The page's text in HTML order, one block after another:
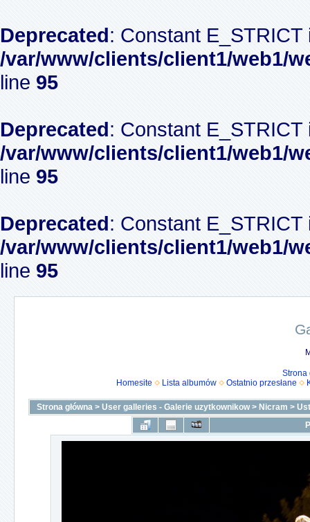
Deprecated: Constant
/var/www/clients/client1/web1/
line 95
Deprecated: Constant
/var/www/clients/client1/web1/
line 95
Deprecated: Constant
/var/www/clients/client1/web1/
line 95
Strona
Homesite
Lista albumów Ostatnio przesłane
Strona główna > User galleries - Galerie uzytkownikow> Nicram >